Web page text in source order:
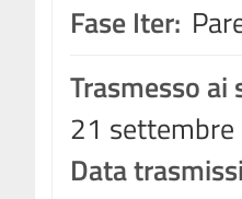
Fase Iter:
Trasmesso ai
21
Data